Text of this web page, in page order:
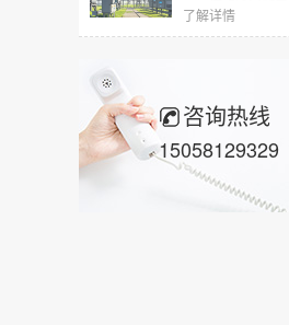
了解详情
咨询热线
15058129329